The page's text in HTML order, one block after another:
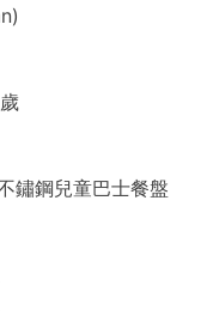
鏽鋼兒童巴士餐盤